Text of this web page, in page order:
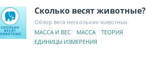
Сколько весят животные?
Обзор веса нескольких животных
МАССА И ВЕС
МАССА
ТЕОРИЯ
ЕДИНИЦЫ ИЗМЕРЕНИЯ